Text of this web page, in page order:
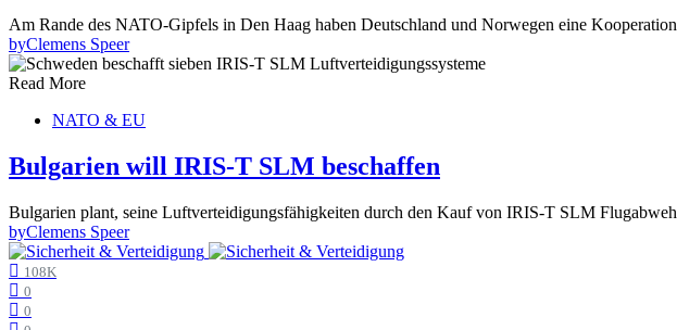
Am Rande des NATO-Gipfels in Den Haag haben Deutschland und Norwegen eine
byClemens Speer
Read More
NATO & EU
Bulgarien will IRIS-T SLM beschaffen
Bulgarien plant, seine Luftverteidigungsfähigkeiten durch den Kauf von IRIS-T SLM
byClemens Speer
108K
0
0